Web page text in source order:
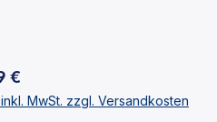
Reich an Vitamin E
Feuchtigkeitsspendend und
Preis:
€
MwSt. zzgl. Versandkosten